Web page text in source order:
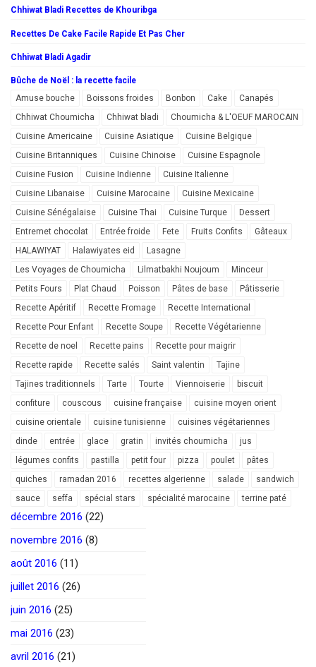
Chhiwat Bladi Recettes de Khouribga
Recettes De Cake Facile Rapide Et Pas Cher
Chhiwat Bladi Agadir
Bûche de Noël : la recette facile
Amuse bouche
Boissons froides Bonbon Cake
Canapés
Chhiwat Choumicha
Chhiwat bladi
Choumicha & L'OEUF MAROCAIN
Cuisine Americaine
Cuisine Asiatique
Cuisine Belgique
Cuisine Britanniques
Cuisine Chinoise
Cuisine Espagnole
Cuisine Fusion
Cuisine Indienne
Cuisine Italienne
Cuisine Libanaise
Cuisine Marocaine
Cuisine Mexicaine
Cuisine Sénégalaise
Cuisine Thai Cuisine Turque
Dessert
Entremet chocolat
Entrée froide Fete Fruits Confits
Gâteaux
HALAWIYAT
Halawiyates eid
Lasagne
Les Voyages de Choumicha
Lilmatbakhi Noujoum
Minceur
Petits Fours
Plat Chaud Poisson Pâtes de base
Pâtisserie
Recette Apéritif
Recette Fromage
Recette International
Recette Pour Enfant
Recette Soupe
Recette Végétarienne
Recette de noel
Recette pains
Recette pour maigrir
Recette rapide
Recette salés Saint valentin
Tajine
Tajines traditionnels
Tarte Tourte Viennoiserie
biscuit
confiture
couscous cuisine française
cuisine moyen orient
cuisine orientale
cuisine tunisienne
cuisines végétariennes
dinde
entrée glace gratin invités choumicha
jus
légumes confits
pastilla petit four pizza poulet
pâtes
quiches
ramadan 2016 recettes algerienne salade
sandwich
sauce
seffa spécial stars spécialité marocaine terrine paté
décembre 2016 (22)
novembre 2016 (8)
août 2016 (11)
juillet 2016 (26)
juin 2016 (25)
mai 2016 (23)
avril 2016 (21)